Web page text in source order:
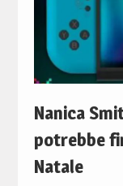
Nanica
potrebbe
Natale